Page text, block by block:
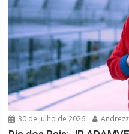
30 de julho de 2026